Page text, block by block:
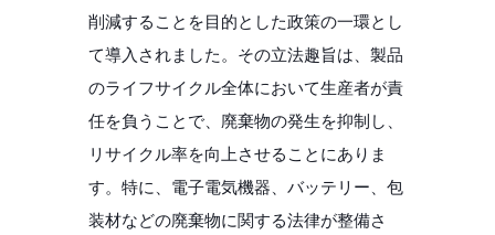
削減することを目的とした政策の一環とし
て導入されました。その立法趣旨は、製品
のライフサイクル全体において生産者が責
任を負うことで、廃棄物の発生を抑制し、
リサイクル率を向上させることにありま
す。特に、電子電気機器、バッテリー、包
装材などの廃棄物に関する法律が整備さ